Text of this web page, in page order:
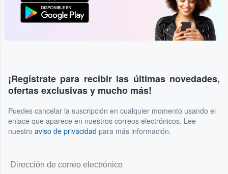
¡Regístrate para recibir las últimas novedades,
ofertas exclusivas y mucho más!
Puedes cancelar la suscripción en cualquier momento usando el
enlace que aparece en nuestros correos electrónicos. Lee
nuestro aviso de privacidad para más información.